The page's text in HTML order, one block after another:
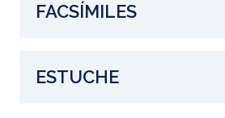
FACSÍMILES
ESTUCHE